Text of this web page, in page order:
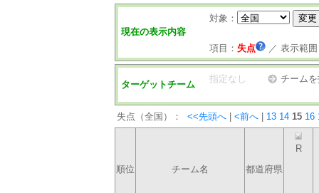
現在の表示内容
対象：
項目： 失点 ／ 表示範囲
ターゲットチーム
指定なし チーム
失点（全国）： <<先頭へ <前へ 13 14 15 16
順位 チーム名 都道府県
R